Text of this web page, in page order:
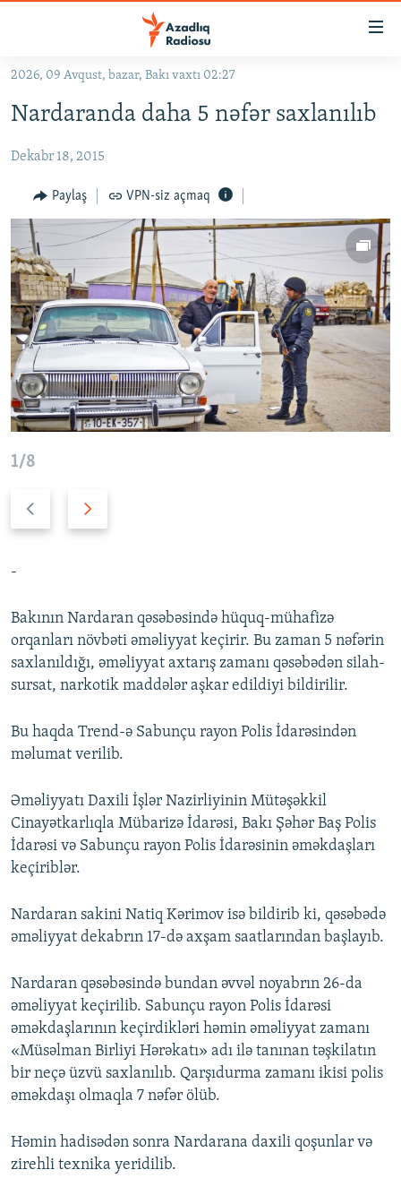
Əsas
qayıt
naviqasiyaya
Axtarışa
keç
KORRUPSIOMETR
#ƏSLINDƏ
FƏRQƏ BAX
QANUNI DOĞRU
ARAŞDIRMA
MULTIMEDIA
VIDEO
FOTOQALEREYA
İNFOQRAFIKA
RADIO ARXIV
OXU ZALI
AZƏRBAYCAN ƏDƏBIYYATI KITABXANASI
HAQQIMIZDA
MISSIYAMIZ
AZADLIQRADIOSU MOBIL TELEFONUNUZDA
BIZI IZLƏ
RFE/RL-in bütün saytları
2026, 09 Avqust, bazar, Bakı vaxtı 02:27
Nardaranda daha 5 nəfər saxlanılıb
Dekabr 18, 2015
Paylaş VPN-siz açmaq
1/8
Öncəki
Növbəti
-
Bakının Nardaran qəsəbəsində hüquq-mühafizə
orqanları növbəti əməliyyat keçirir. Bu zaman 5 nəfərin
saxlanıldığı, əməliyyat axtarış zamanı qəsəbədən silah-
sursat, narkotik maddələr aşkar edildiyi bildirilir.
Bu haqda Trend-ə Sabunçu rayon Polis İdarəsindən
məlumat verilib.
Əməliyyatı Daxili İşlər Nazirliyinin Mütəşəkkil
Cinayətkarlıqla Mübarizə İdarəsi, Bakı Şəhər Baş Polis
İdarəsi və Sabunçu rayon Polis İdarəsinin əməkdaşları
keçiriblər.
Nardaran sakini Natiq Kərimov isə bildirib ki, qəsəbədə
əməliyyat dekabrın 17-də axşam saatlarından başlayıb.
Nardaran qəsəbəsində bundan əvvəl noyabrın 26-da
əməliyyat keçirilib. Sabunçu rayon Polis İdarəsi
əməkdaşlarının keçirdikləri həmin əməliyyat zamanı
«Müsəlman Birliyi Hərəkatı» adı ilə tanınan təşkilatın
bir neçə üzvü saxlanılıb. Qarşıdurma zamanı ikisi polis
əməkdaşı olmaqla 7 nəfər ölüb.
Həmin hadisədən sonra Nardarana daxili qoşunlar və
zirehli texnika yeridilib.